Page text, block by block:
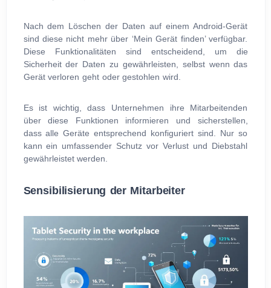
Nach dem Löschen der Daten auf einem Android-Gerät
sind diese nicht mehr über ‘Mein Gerät finden’ verfügbar.
Diese Funktionalitäten sind entscheidend, um die
Sicherheit der Daten zu gewährleisten, selbst wenn das
Gerät verloren geht oder gestohlen wird.
Es ist wichtig, dass Unternehmen ihre Mitarbeitenden
über diese Funktionen informieren und sicherstellen,
dass alle Geräte entsprechend konfiguriert sind. Nur so
kann ein umfassender Schutz vor Verlust und Diebstahl
gewährleistet werden.
Sensibilisierung der Mitarbeiter